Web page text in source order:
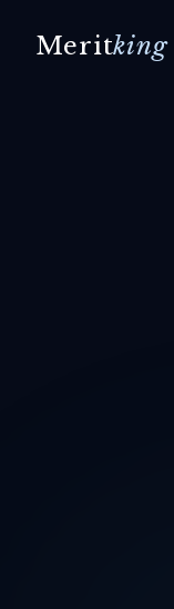
Meritking